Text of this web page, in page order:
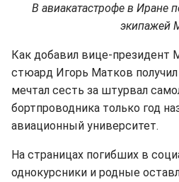
В авиакатастрофе в Иране
экипажей
Как добавил вице-президент
стюард Игорь Матков
мечтал сесть за штурвал
бортпроводника только год
авиационный университет.
На страницах погибших в
однокурсники и родные